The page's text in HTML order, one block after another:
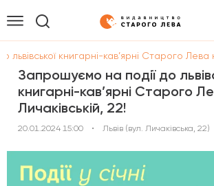
львівської книгарні-кав’ярні Старого Лева
Запрошуємо на події до
книгарні-кав’ярні Старого
Личаківській, 22!
20.01.2024 15:00 • Львів (вул. Личаківська, 22)